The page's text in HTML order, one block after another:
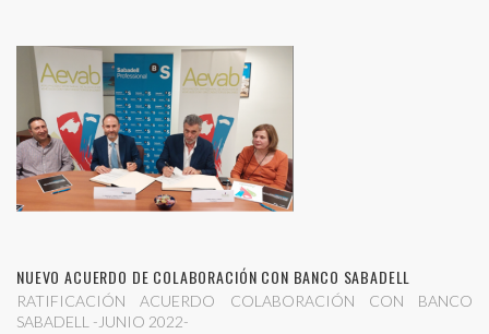
NUEVO ACUERDO DE COLABORACIÓN CON BANCO SABADELL
RATIFICACIÓN ACUERDO COLABORACIÓN CON BANCO
SABADELL -JUNIO 2022-